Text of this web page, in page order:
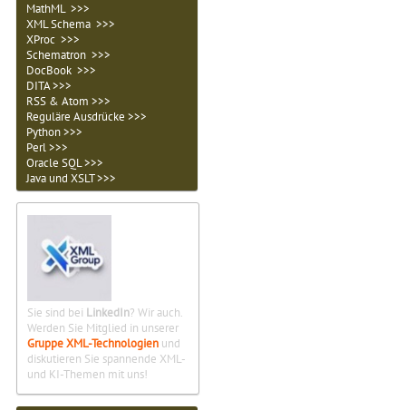
MathML >>>
XML Schema >>>
XProc >>>
Schematron >>>
DocBook >>>
DITA >>>
RSS & Atom >>>
Reguläre Ausdrücke >>>
Python >>>
Perl >>>
Oracle SQL >>>
Java und XSLT >>>
Sie sind bei LinkedIn? Wir auch.
Werden Sie Mitglied in unserer
Gruppe XML-Technologien und
diskutieren Sie spannende XML-
und KI-Themen mit uns!